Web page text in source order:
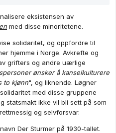
avsnitt og plassert mot
eksistensen av
med disse minoritetene.
solidaritet, og oppfordre til
hjemme i Norge. Avkrefte og
grifters og andre uærlige
ønsker å kanselkulturere
to kjønn", og liknende. Løgner
med disse gruppene
statsmakt ikke vil bli sett på som
og selvforsvar.
Der Sturmer på 1930-tallet.